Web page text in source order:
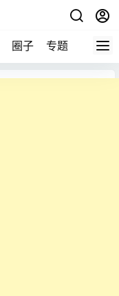
圈子 专题 会计问